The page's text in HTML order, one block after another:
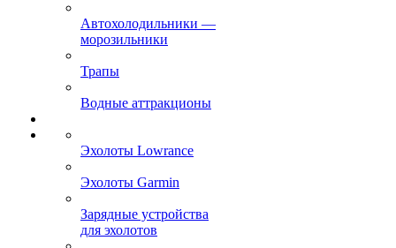
Автохолодильники —
морозильники
Трапы
Водные аттракционы
Эхолоты Lowrance
Эхолоты Garmin
Зарядные устройства
для эхолотов